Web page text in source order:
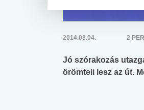
2014.08.04. 2
Jó szórakozás
örömteli lesz az út.